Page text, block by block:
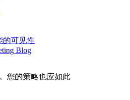
的可见性
Blog
您的策略也应如此